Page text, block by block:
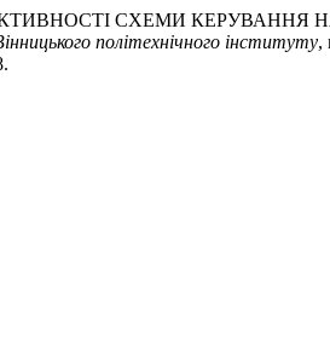
СХЕМИ
політехнічного інституту,